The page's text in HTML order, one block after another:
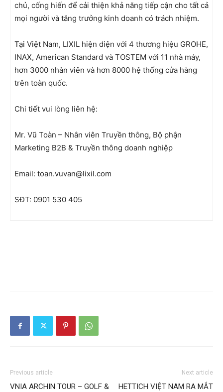
chủ, cống hiến để cải thiện khả năng tiếp cận cho tất cả
mọi người và tăng trưởng kinh doanh có trách nhiệm.
Tại Việt Nam, LIXIL hiện diện với 4 thương hiệu GROHE,
INAX, American Standard và TOSTEM với 11 nhà máy,
hơn 3000 nhân viên và hơn 8000 hệ thống cửa hàng
trên toàn quốc.
Chi tiết vui lòng liên hệ:
Mr. Vũ Toàn – Nhân viên Truyền thông, Bộ phận
Marketing B2B & Truyền thông doanh nghiệp
Email: toan.vuvan@lixil.com
SĐT: 0901 530 405
Previous article
VNIA ARCHIN TOUR – GOLF &
Next article
HETTICH VIỆT NAM RA MẮT